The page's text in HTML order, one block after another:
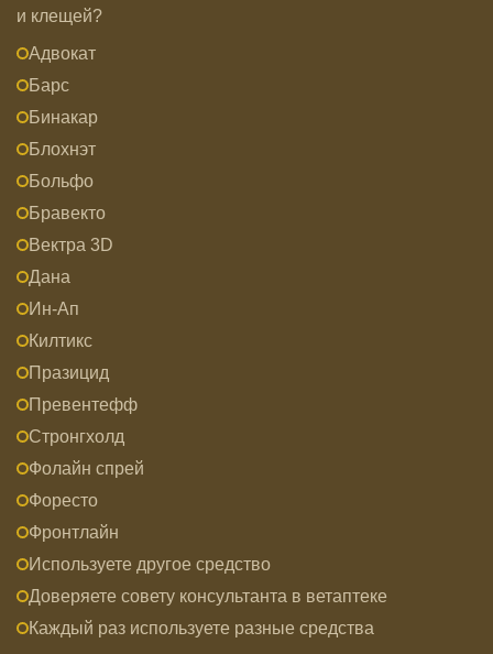
и клещей?
Адвокат
Барс
Бинакар
Блохнэт
Больфо
Бравекто
Вектра 3D
Дана
Ин-Ап
Килтикс
Празицид
Превентефф
Стронгхолд
Фолайн спрей
Форесто
Фронтлайн
Используете другое средство
Доверяете совету консультанта в ветаптеке
Каждый раз используете разные средства